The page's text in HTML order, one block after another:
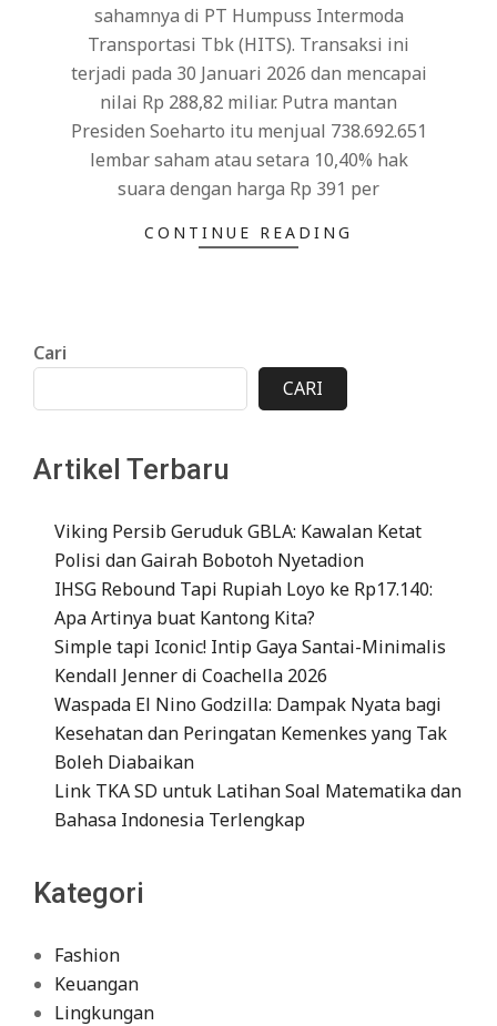
sahamnya di PT Humpuss Intermoda
Transportasi Tbk (HITS). Transaksi ini
terjadi pada 30 Januari 2026 dan mencapai
nilai Rp 288,82 miliar. Putra mantan
Presiden Soeharto itu menjual 738.692.651
lembar saham atau setara 10,40% hak
suara dengan harga Rp 391 per
CONTINUE READING
Cari
CARI
Artikel Terbaru
Viking Persib Geruduk GBLA: Kawalan Ketat
Polisi dan Gairah Bobotoh Nyetadion
IHSG Rebound Tapi Rupiah Loyo ke Rp17.140:
Apa Artinya buat Kantong Kita?
Simple tapi Iconic! Intip Gaya Santai-Minimalis
Kendall Jenner di Coachella 2026
Waspada El Nino Godzilla: Dampak Nyata bagi
Kesehatan dan Peringatan Kemenkes yang Tak
Boleh Diabaikan
Link TKA SD untuk Latihan Soal Matematika dan
Bahasa Indonesia Terlengkap
Kategori
Fashion
Keuangan
Lingkungan